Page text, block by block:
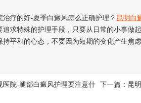
疗的好-夏季白癜风怎么正确护理？ 昆明白
求特殊的护理手段，只要从日常的小事做
平和的心态，不要因为短期的变化产生焦
医院-腿部白癜风护理要注意什 下一篇： 昆